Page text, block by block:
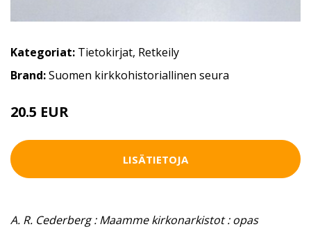
Kategoriat: Tietokirjat, Retkeily
Brand:Suomen kirkkohistoriallinen seura
20.5 EUR
LISÄTIETOJA
A. R. Cederberg : Maamme kirkonarkistot : opas